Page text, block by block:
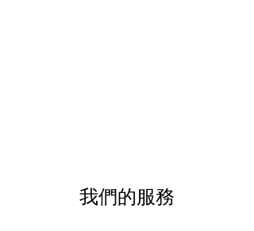
我們的服務